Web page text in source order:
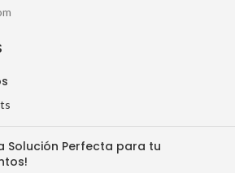
Solución Perfecta para tu